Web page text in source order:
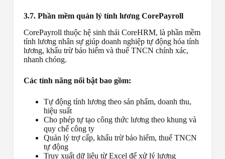
3.7. Phần mềm quản lý tính lương CorePayroll
CorePayroll thuộc hệ sinh thái CoreHRM, là phần mềm
tính lương nhân sự giúp doanh nghiệp tự động hóa tính
lương, khấu trừ bảo hiểm và thuế TNCN chính xác,
nhanh chóng.
Các tính năng nổi bật bao gồm:
Tự động tính lương theo sản phẩm, doanh thu,
hiệu suất
Cho phép tự tạo công thức lương theo khung và
quy chế công ty
Quản lý trợ cấp, khấu trừ bảo hiểm, thuế TNCN
tự động
Truy xuất dữ liệu từ Excel để xử lý lương